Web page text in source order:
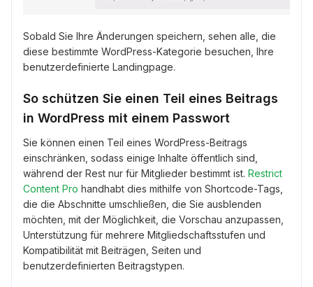
Sobald Sie Ihre Änderungen speichern, sehen alle, die
diese bestimmte WordPress-Kategorie besuchen, Ihre
benutzerdefinierte Landingpage.
So schützen Sie einen Teil eines Beitrags
in WordPress mit einem Passwort
Sie können einen Teil eines WordPress-Beitrags
einschränken, sodass einige Inhalte öffentlich sind,
während der Rest nur für Mitglieder bestimmt ist. Restrict
Content Pro handhabt dies mithilfe von Shortcode-Tags,
die die Abschnitte umschließen, die Sie ausblenden
möchten, mit der Möglichkeit, die Vorschau anzupassen,
Unterstützung für mehrere Mitgliedschaftsstufen und
Kompatibilität mit Beiträgen, Seiten und
benutzerdefinierten Beitragstypen.